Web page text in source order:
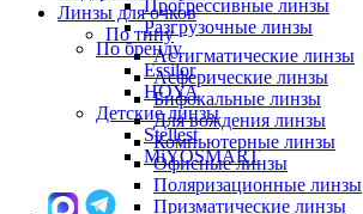
Линзы для очков
По типу
Астигматические линзы
Асферические линзы
Бифокальные линзы
Для вождения линзы
Компьютерные линзы
Офисные линзы
Поляризационные линзы
Призматические линзы
Прогрессивные линзы
Разгрузочные линзы
По бренду
Essilor
HOYA
Детские линзы
Stellest
MiYOSMART